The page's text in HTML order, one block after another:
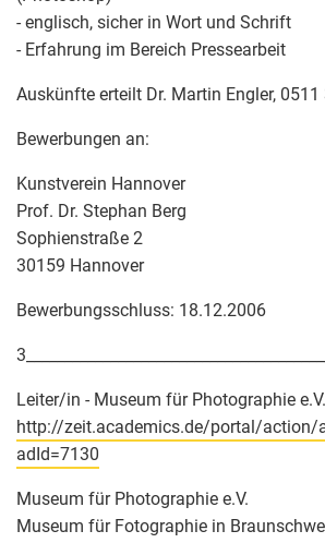
- englisch, sicher in Wort und Schrift
- Erfahrung im Bereich Pressearbeit
Auskünfte erteilt Dr. Martin Engler, 0511
Bewerbungen an:
Kunstverein Hannover
Prof. Dr. Stephan Berg
Sophienstraße 2
30159 Hannover
Bewerbungsschluss: 18.12.2006
3________________________________________
Leiter/in - Museum für Photographie
http://zeit.academics.de/portal/action/
adId=7130
Museum für Photographie e.V.
Museum für Fotographie in